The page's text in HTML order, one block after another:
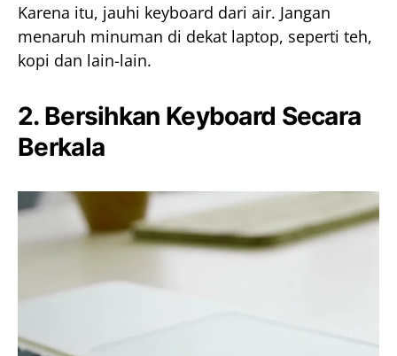
Karena itu, jauhi keyboard dari air. Jangan
menaruh minuman di dekat laptop, seperti teh,
kopi dan lain-lain.
2. Bersihkan Keyboard Secara
Berkala